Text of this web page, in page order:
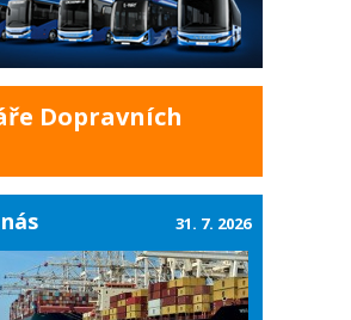
Dopravních
31. 7. 2026